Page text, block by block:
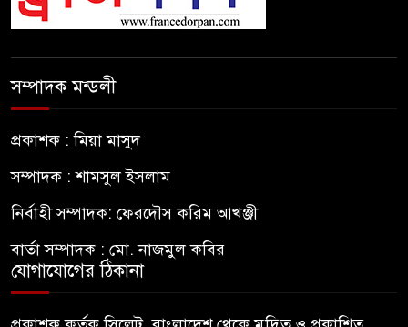
সম্পাদক মন্ডলী
প্রকাশক : মিয়া মাসুদ
সম্পাদক : শামসুল ইসলাম
নির্বাহী সম্পাদক: ফেরদৌস করিম আখঞ্জী
বার্তা সম্পাদক : মো. নাজমুল কবির
যোগাযোগের ঠিকানা